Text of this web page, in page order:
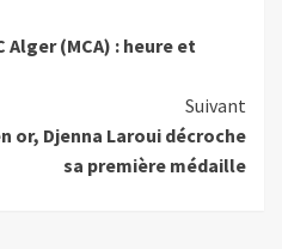
Alger (MCA) : heure et
Suivant
or, Djenna Laroui décroche
sa première médaille